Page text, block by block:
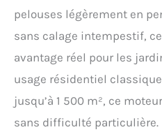
pelouses légèrement en
sans calage intempestif,
avantage réel pour les
usage résidentiel
jusqu’à 1 500 m², ce
sans difficulté particulière.